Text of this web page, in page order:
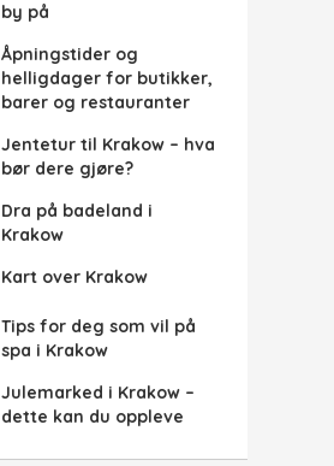
by på
Åpningstider og
helligdager for butikker,
barer og restauranter
Jentetur til Krakow – hva
bør dere gjøre?
Dra på badeland i
Krakow
Kart over Krakow
Tips for deg som vil på
spa i Krakow
Julemarked i Krakow –
dette kan du oppleve